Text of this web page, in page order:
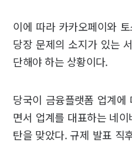
이에 따라 카카오페이와
당장 문제의 소지가 있는
단해야 하는 상황이다.
당국이 금융플랫폼 업계
면서 업계를 대표하는 네
탄을 맞았다. 규제 발표 직